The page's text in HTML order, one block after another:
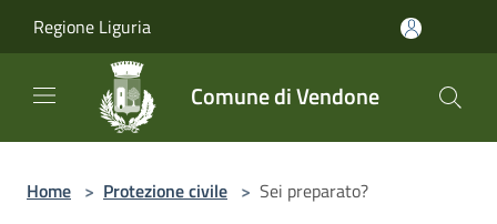
Regione Liguria
Comune di Vendone
Home > Protezione civile > Sei preparato?